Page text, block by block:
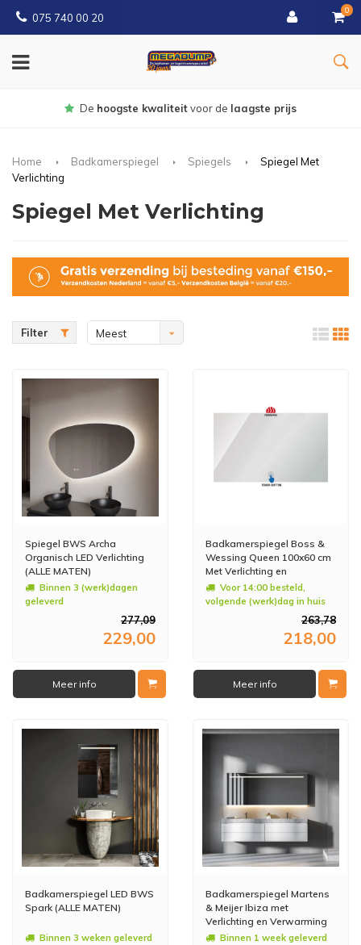
075 740 00 20
0
Gratisbezorgd vanaf € 150
Home Badkamerspiegel Spiegels
Spiegel Met
Verlichting
Spiegel Met Verlichting
Filter
Meest
Spiegel BWS Archa
Organisch LED Verlichting
(ALLE MATEN)
Binnen 3 (werk)dagen
geleverd
277,09
229,00
Meer info
Badkamerspiegel Boss &
Wessing Queen 100x60 cm
Met Verlichting en
Verwarming
Voor 14:00 besteld,
volgende (werk)dag in huis
263,78
218,00
Meer info
Badkamerspiegel LED BWS
Spark (ALLE MATEN)
Binnen 3 weken geleverd
Badkamerspiegel Martens
& Meijer Ibiza met
Verlichting en Verwarming
(alle maten)
Binnen 1 week geleverd